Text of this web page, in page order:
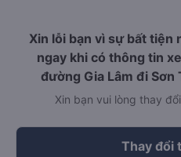
Xin lỗi bạn vì sự bất tiện
ngay khi có thông tin
đường Gia Lâm đi
Xin bạn vui lòng thay
Thay đổi